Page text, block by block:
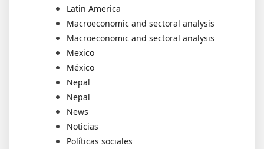
Latin America
Macroeconomic and sectoral analysis
Macroeconomic and sectoral analysis
Mexico
México
Nepal
Nepal
News
Noticias
Políticas sociales